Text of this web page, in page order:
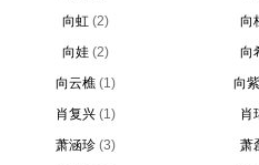
向虹 (2)
向
向娃 (2)
向
向云樵 (1)
向
肖复兴 (1)
肖
萧涵珍 (3)
萧